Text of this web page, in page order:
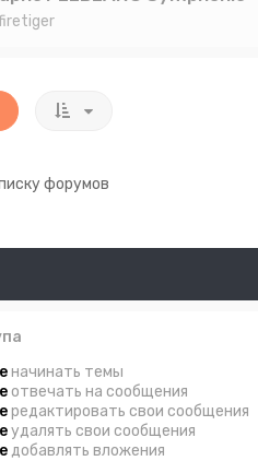
форумов
начинать темы
отвечать на сообщения
редактировать свои сообщения
удалять свои сообщения
добавлять вложения